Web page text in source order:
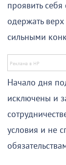
проявить
одержать
сильными
Начало дня
исключены и
условия и не